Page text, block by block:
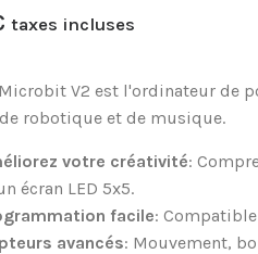
taxes incluses
V2 est l'ordinateur de
robotique et de musique.
votre créativité:
écran LED 5x5.
facile:
avancés: Mouvement,